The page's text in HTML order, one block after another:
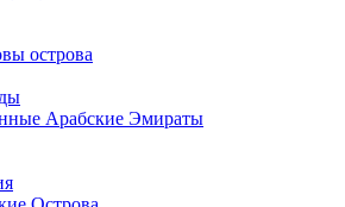
острова
Арабские Эмираты